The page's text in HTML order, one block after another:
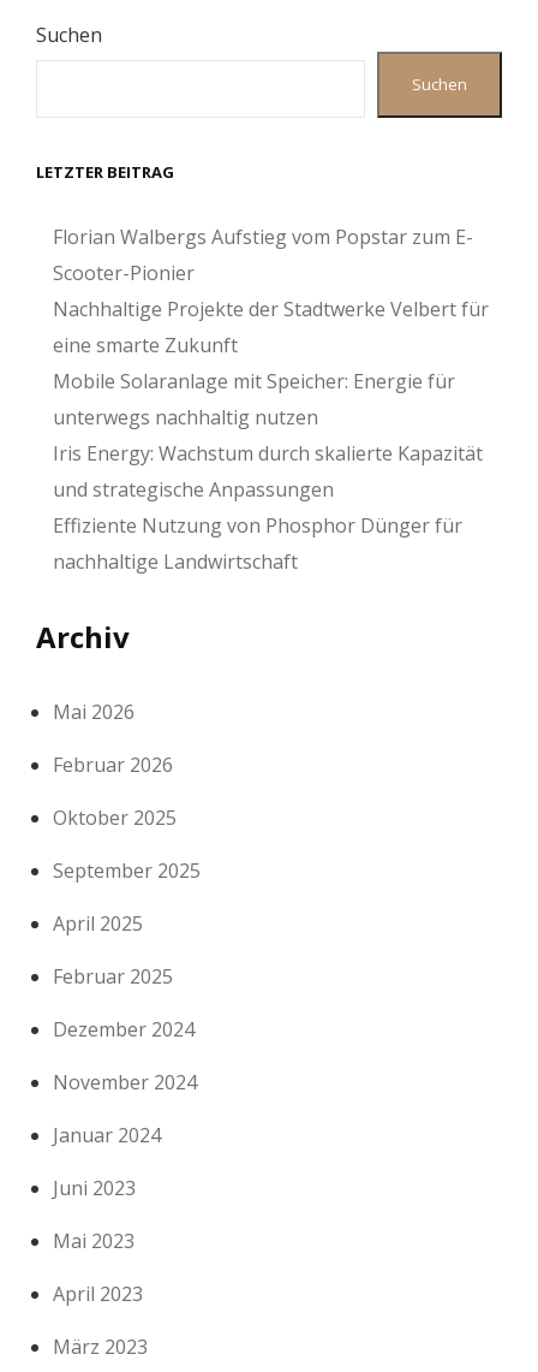
Suchen
Suchen
LETZTER BEITRAG
Florian Walbergs Aufstieg vom Popstar zum E-
Scooter-Pionier
Nachhaltige Projekte der Stadtwerke Velbert für
eine smarte Zukunft
Mobile Solaranlage mit Speicher: Energie für
unterwegs nachhaltig nutzen
Iris Energy: Wachstum durch skalierte Kapazität
und strategische Anpassungen
Effiziente Nutzung von Phosphor Dünger für
nachhaltige Landwirtschaft
Archiv
Mai 2026
Februar 2026
Oktober 2025
September 2025
April 2025
Februar 2025
Dezember 2024
November 2024
Januar 2024
Juni 2023
Mai 2023
April 2023
März 2023